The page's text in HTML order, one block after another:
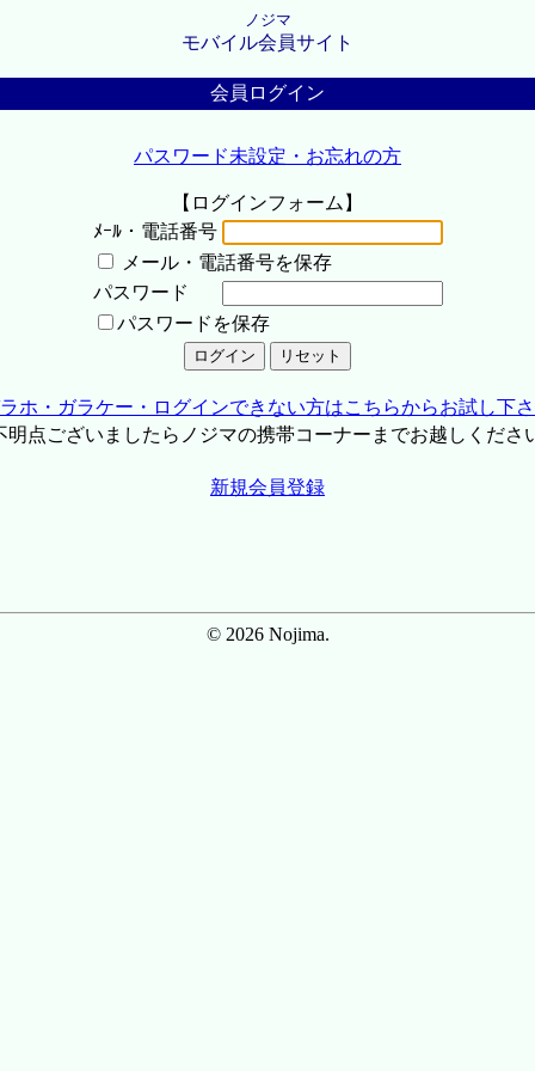
ノジマ
モバイル会員サイト
会員ログイン
パスワード未設定・お忘れの方
【ログインフォーム】
ﾒｰﾙ・電話番号
メール・電話番号を保存
パスワード
パスワードを保存
ホ・ガラケー・ログインできない方はこちらからお試し下
点ございましたらノジマの携帯コーナーまでお越しくださ
新規会員登録
© 2026 Nojima.